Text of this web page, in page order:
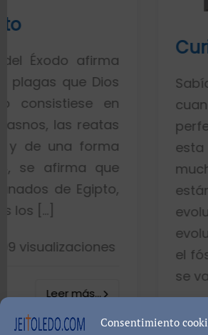
Consentimiento
en
Curiosidades
Sabías que…
cuando ve
perfectamente
esta
mucho miles de
están
evolucionistas
el fósil se
se va al fondo […]